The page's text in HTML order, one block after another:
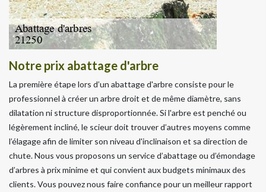
Notre prix abattage d'arbre
La première étape lors d’un abattage d'arbre consiste pour le
professionnel à créer un arbre droit et de même diamètre, sans
dilatation ni structure disproportionnée. Si l'arbre est penché ou
légèrement incliné, le scieur doit trouver d’autres moyens comme
l’élagage afin de limiter son niveau d'inclinaison et sa direction de
chute. Nous vous proposons un service d’abattage ou d’émondage
d’arbres à prix minime et qui convient aux budgets minimaux des
clients. Vous pouvez nous faire confiance pour un meilleur rapport